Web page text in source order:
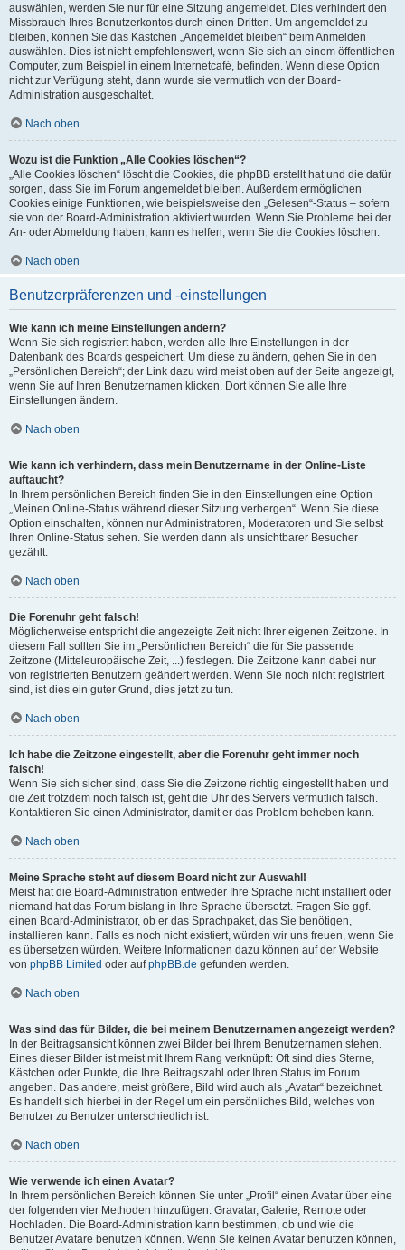
auswählen, werden Sie nur für eine Sitzung angemeldet. Dies verhindert den
Missbrauch Ihres Benutzerkontos durch einen Dritten. Um angemeldet zu
bleiben, können Sie das Kästchen „Angemeldet bleiben“ beim Anmelden
auswählen. Dies ist nicht empfehlenswert, wenn Sie sich an einem öffentlichen
Computer, zum Beispiel in einem Internetcafé, befinden. Wenn diese Option
nicht zur Verfügung steht, dann wurde sie vermutlich von der Board-
Administration ausgeschaltet.
Nach oben
Wozu ist die Funktion „Alle Cookies löschen“?
„Alle Cookies löschen“ löscht die Cookies, die phpBB erstellt hat und die dafür
sorgen, dass Sie im Forum angemeldet bleiben. Außerdem ermöglichen
Cookies einige Funktionen, wie beispielsweise den „Gelesen“-Status – sofern
sie von der Board-Administration aktiviert wurden. Wenn Sie Probleme bei der
An- oder Abmeldung haben, kann es helfen, wenn Sie die Cookies löschen.
Nach oben
Benutzerpräferenzen und -einstellungen
Wie kann ich meine Einstellungen ändern?
Wenn Sie sich registriert haben, werden alle Ihre Einstellungen in der
Datenbank des Boards gespeichert. Um diese zu ändern, gehen Sie in den
„Persönlichen Bereich“; der Link dazu wird meist oben auf der Seite angezeigt,
wenn Sie auf Ihren Benutzernamen klicken. Dort können Sie alle Ihre
Einstellungen ändern.
Nach oben
Wie kann ich verhindern, dass mein Benutzername in der Online-Liste
auftaucht?
In Ihrem persönlichen Bereich finden Sie in den Einstellungen eine Option
„Meinen Online-Status während dieser Sitzung verbergen“. Wenn Sie diese
Option einschalten, können nur Administratoren, Moderatoren und Sie selbst
Ihren Online-Status sehen. Sie werden dann als unsichtbarer Besucher
gezählt.
Nach oben
Die Forenuhr geht falsch!
Möglicherweise entspricht die angezeigte Zeit nicht Ihrer eigenen Zeitzone. In
diesem Fall sollten Sie im „Persönlichen Bereich“ die für Sie passende
Zeitzone (Mitteleuropäische Zeit, ...) festlegen. Die Zeitzone kann dabei nur
von registrierten Benutzern geändert werden. Wenn Sie noch nicht registriert
sind, ist dies ein guter Grund, dies jetzt zu tun.
Nach oben
Ich habe die Zeitzone eingestellt, aber die Forenuhr geht immer noch
falsch!
Wenn Sie sich sicher sind, dass Sie die Zeitzone richtig eingestellt haben und
die Zeit trotzdem noch falsch ist, geht die Uhr des Servers vermutlich falsch.
Kontaktieren Sie einen Administrator, damit er das Problem beheben kann.
Nach oben
Meine Sprache steht auf diesem Board nicht zur Auswahl!
Meist hat die Board-Administration entweder Ihre Sprache nicht installiert oder
niemand hat das Forum bislang in Ihre Sprache übersetzt. Fragen Sie ggf.
einen Board-Administrator, ob er das Sprachpaket, das Sie benötigen,
installieren kann. Falls es noch nicht existiert, würden wir uns freuen, wenn Sie
es übersetzen würden. Weitere Informationen dazu können auf der Website
von phpBB Limited oder aufphpBB.de gefunden werden.
Nach oben
Was sind das für Bilder, die bei meinem Benutzernamen angezeigt werden?
In der Beitragsansicht können zwei Bilder bei Ihrem Benutzernamen stehen.
Eines dieser Bilder ist meist mit Ihrem Rang verknüpft: Oft sind dies Sterne,
Kästchen oder Punkte, die Ihre Beitragszahl oder Ihren Status im Forum
angeben. Das andere, meist größere, Bild wird auch als „Avatar“ bezeichnet.
Es handelt sich hierbei in der Regel um ein persönliches Bild, welches von
Benutzer zu Benutzer unterschiedlich ist.
Nach oben
Wie verwende ich einen Avatar?
In Ihrem persönlichen Bereich können Sie unter „Profil“ einen Avatar über eine
der folgenden vier Methoden hinzufügen: Gravatar, Galerie, Remote oder
Hochladen. Die Board-Administration kann bestimmen, ob und wie die
Benutzer Avatare benutzen können. Wenn Sie keinen Avatar benutzen können,